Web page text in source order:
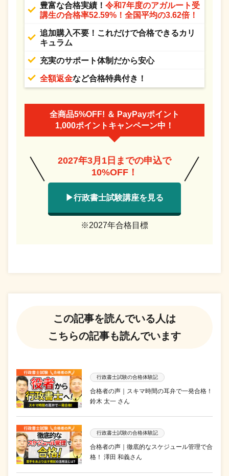
豊富な合格実績！ 令和7年度のアガルート受
講生の合格率52.59%！全国平均の3.62倍！
追加購入不要！これだけで合格できるカリ
キュラム
充実のサポート体制だから安心
全額返金など合格特典付き！
全商品5%OFF! ＆ PayPayポイント
1,000ポイントキャンペーン中！
2027年3月1日までの申込で
10%OFF！
▶行政書士試験講座を見る
※2027年合格目標
この記事を読んでいる人は
こちらの記事も読んでいます
行政書士試験の合格体験記
合格者の声｜スキマ時間の耳弁で一発合格！
鈴木 太一 さん
行政書士試験の合格体験記
合格者の声｜徹底的なスケジュール管理で合
格！ 澤田 和義さん